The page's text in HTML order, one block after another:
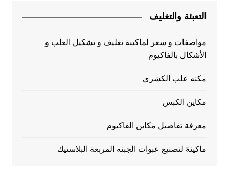
التعبئة والتغليف
مواصفات و سعر لماكينة تغليف و تشكيل العلب و
الأشكال بالفاكيوم
مكنه علب الكشري
مكاين الكبس
معرفة تفاصيل مكاين الفاكيوم
ماكينهً لتصنيع عبوات الجبنه المربعة البلاستيك